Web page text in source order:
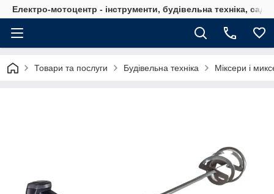
Електро-мотоцентр - інструменти, будівельна техніка,
Товари та послуги Будівельна техніка Міксери і